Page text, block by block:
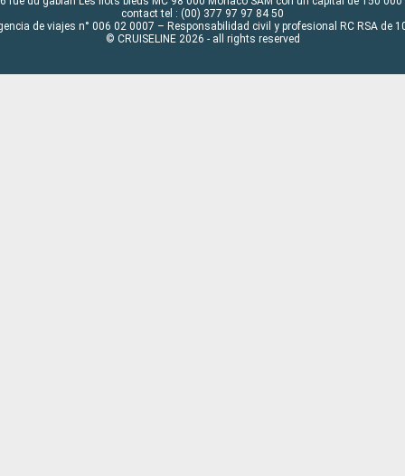
contact tel : (00) 377 97 97 84 50
de viajes n° 006 02 0007 – Responsabilidad civil y profesional RC RSA de
© CRUISELINE 2026 - all rights reserved